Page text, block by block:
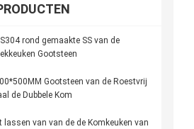
rond gemaakte SS van de
Gootsteen
Gootsteen van de Roestvrij
de Dubbele Kom
lassen van van de de Komkeuken van